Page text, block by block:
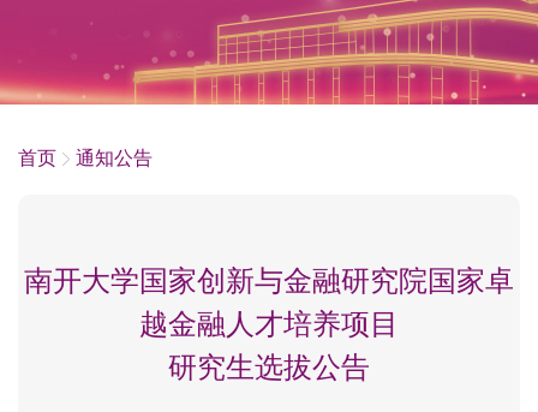
首页 通知公告
南开大学国家创新与金融研究院国家卓
越金融人才培养项目
研究生选拔公告